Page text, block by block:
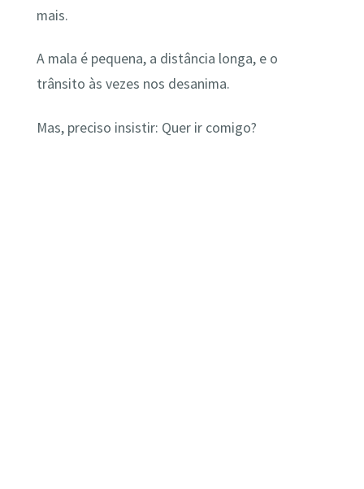
mais.
A mala é pequena, a distância longa, e o
trânsito às vezes nos desanima.
Mas, preciso insistir: Quer ir comigo?